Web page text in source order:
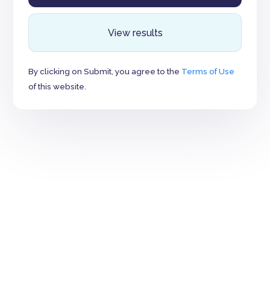
View results
By clicking on Submit, you agree to the Terms of Use
of this website.